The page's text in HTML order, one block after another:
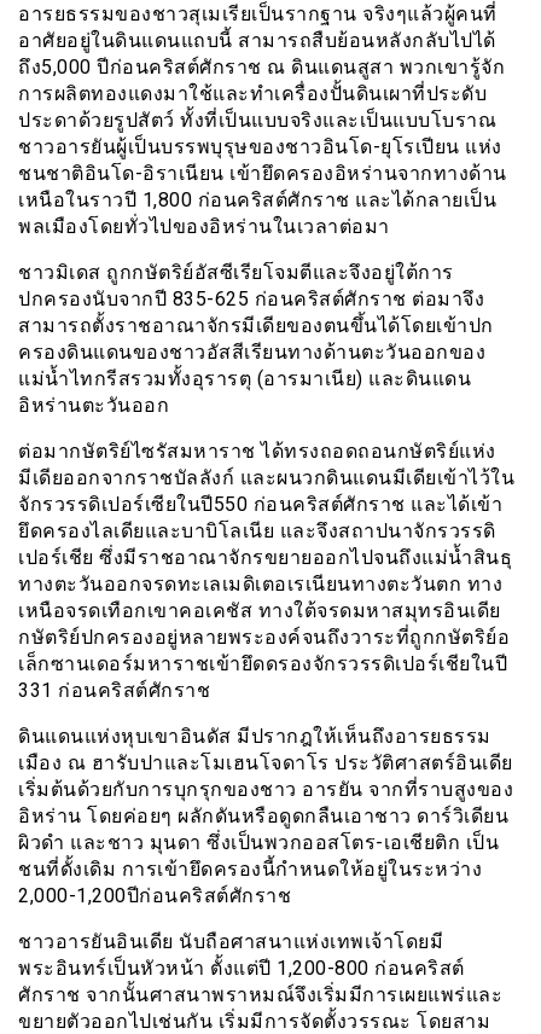
อารยธรรมของชาวสุเมเรียเป็นรากฐาน จริงๆแล้วผู้คนที่
อาศัยอยู่ในดินแดนแถบนี้ สามารถสืบย้อนหลังกลับไปได้
ถึง5,000 ปีก่อนคริสต์ศักราช ณ ดินแดนสูสา พวกเขารู้จัก
การผลิตทองแดงมาใช้และทำเครื่องปั้นดินเผาที่ประดับ
ประดาด้วยรูปสัตว์ ทั้งที่เป็นแบบจริงและเป็นแบบโบราณ
ชาวอารยันผู้เป็นบรรพบุรุษของชาวอินโด-ยุโรเปียน แห่ง
ชนชาติอินโด-อิราเนียน เข้ายึดครองอิหร่านจากทางด้าน
เหนือในราวปี 1,800 ก่อนคริสต์ศักราช และได้กลายเป็น
พลเมืองโดยทั่วไปของอิหร่านในเวลาต่อมา
ชาวมิเดส ถูกกษัตริย์อัสซีเรียโจมตีและจึงอยู่ใต้การ
ปกครองนับจากปี 835-625 ก่อนคริสต์ศักราช ต่อมาจึง
สามารถตั้งราชอาณาจักรมีเดียของตนขึ้นได้โดยเข้าปก
ครองดินแดนของชาวอัสสีเรียนทางด้านตะวันออกของ
แม่น้ำไทกรีสรวมทั้งอุรารตุ (อารมาเนีย) และดินแดน
อิหร่านตะวันออก
ต่อมากษัตริย์ไซรัสมหาราช ได้ทรงถอดถอนกษัตริย์แห่ง
มีเดียออกจากราชบัลลังก์ และผนวกดินแดนมีเดียเข้าไว้ใน
จักรวรรดิเปอร์เซียในปี550 ก่อนคริสต์ศักราช และได้เข้า
ยึดครองไลเดียและบาบิโลเนีย และจึงสถาปนาจักรวรรดิ
เปอร์เชีย ซึ่งมีราชอาณาจักรขยายออกไปจนถึงแม่น้ำสินธุ
ทางตะวันออกจรดทะเลเมดิเตอเรเนียนทางตะวันตก ทาง
เหนือจรดเทือกเขาคอเคชัส ทางใต้จรดมหาสมุทรอินเดีย
กษัตริย์ปกครองอยู่หลายพระองค์จนถึงวาระที่ถูกกษัตริย์อ
เล็กซานเดอร์มหาราชเข้ายึดดรองจักรวรรดิเปอร์เชียในปี
331 ก่อนคริสต์ศักราช
ดินแดนแห่งหุบเขาอินดัส มีปรากฎให้เห็นถึงอารยธรรม
เมือง ณ ฮารับปาและโมเฮนโจดาโร ประวัติศาสตร์อินเดีย
เริ่มต้นด้วยกับการบุกรุกของชาว อารยัน จากที่ราบสูงของ
อิหร่าน โดยค่อยๆ ผลักดันหรือดูดกลืนเอาชาว ดาร์วิเดียน
ผิวดำ และชาว มุนดา ซึ่งเป็นพวกออสโตร-เอเชียติก เป็น
ชนที่ดั้งเดิม การเข้ายึดครองนี้กำหนดให้อยู่ในระหว่าง
2,000-1,200ปีก่อนคริสต์ศักราช
ชาวอารยันอินเดีย นับถือศาสนาแห่งเทพเจ้าโดยมี
พระอินทร์เป็นหัวหน้า ตั้งแต่ปี 1,200-800 ก่อนคริสต์
ศักราช จากนั้นศาสนาพราหมณ์จึงเริ่มมีการเผยแพร่และ
ขยายตัวออกไปเช่นกัน เริ่มมีการจัดตั้งวรรณะ โดยสาม